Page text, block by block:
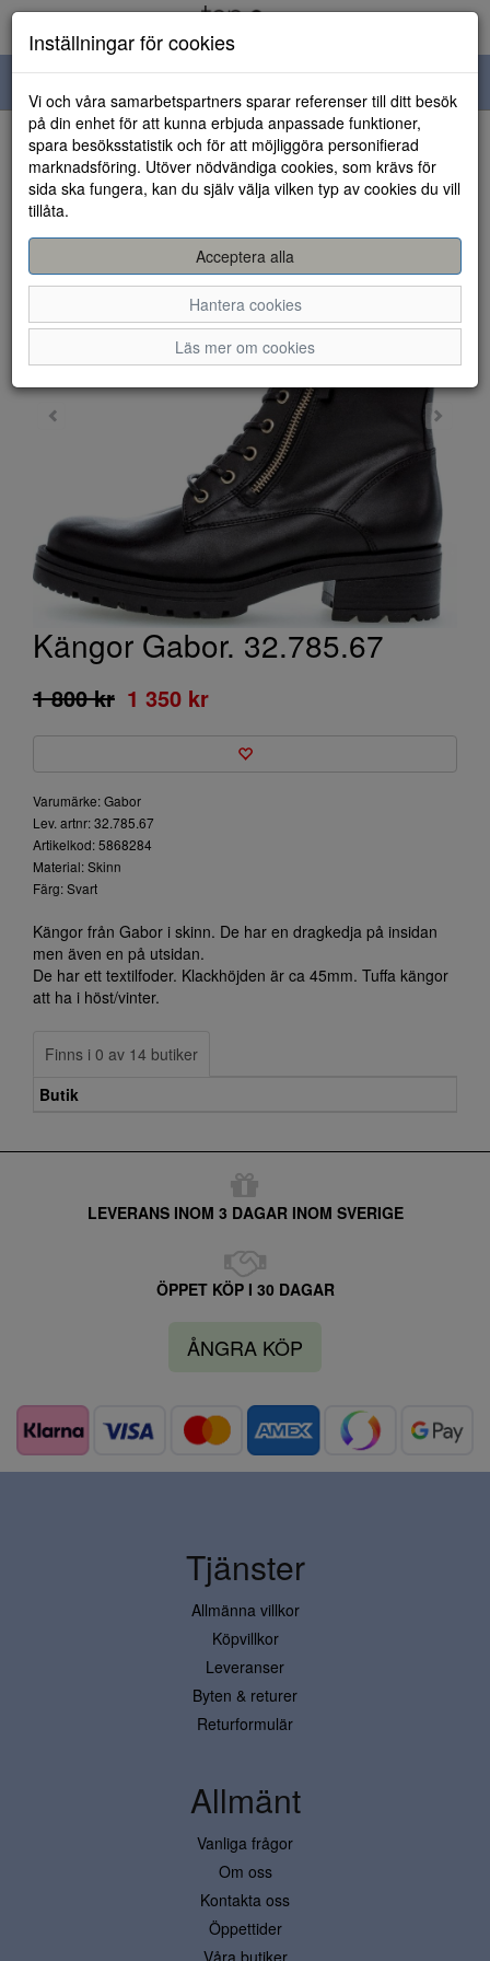
navigation
HEM
Kängor Gabor. 32.785.67
1 800 kr 1 350 kr
Varumärke: Gabor
Lev. artnr: 32.785.67
Artikelkod: 5868284
Material: Skinn
Färg: Svart
Kängor från Gabor i skinn. De har en dragkedja på insidan
men även en på utsidan.
De har ett textilfoder. Klackhöjden är ca 45mm. Tuffa kängor
att ha i höst/vinter.
Finns i 0 av 14 butiker
Butik
LEVERANS INOM 3 DAGAR INOM SVERIGE
ÖPPET KÖP I 30 DAGAR
ÅNGRA KÖP
Inställningar för cookies
Vi och våra samarbetspartners sparar referenser till ditt besök
på din enhet för att kunna erbjuda anpassade funktioner,
spara besöksstatistik och för att möjliggöra personifierad
marknadsföring. Utöver nödvändiga cookies, som krävs för
sida ska fungera, kan du själv välja vilken typ av cookies du vill
tillåta.
Acceptera alla
Hantera cookies
Läs mer om cookies
Tjänster
Allmänna villkor
Köpvillkor
Leveranser
Byten & returer
Returformulär
Allmänt
Vanliga frågor
Om oss
Kontakta oss
Öppettider
Våra butiker